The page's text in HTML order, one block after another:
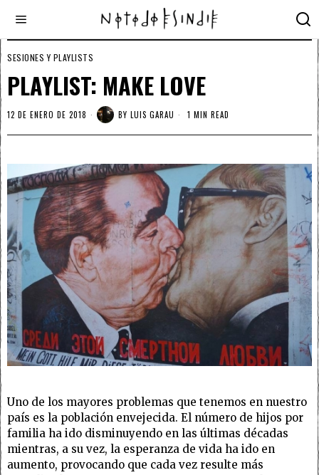
SESIONES Y PLAYLISTS
PLAYLIST: MAKE LOVE
12 DE ENERO DE 2018 BY LUIS GARAU 1 MIN READ
Uno de los mayores problemas que tenemos en nuestro
país es la población envejecida. El número de hijos por
familia ha ido disminuyendo en las últimas décadas
mientras, a su vez, la esperanza de vida ha ido en
aumento, provocando que cada vez resulte más